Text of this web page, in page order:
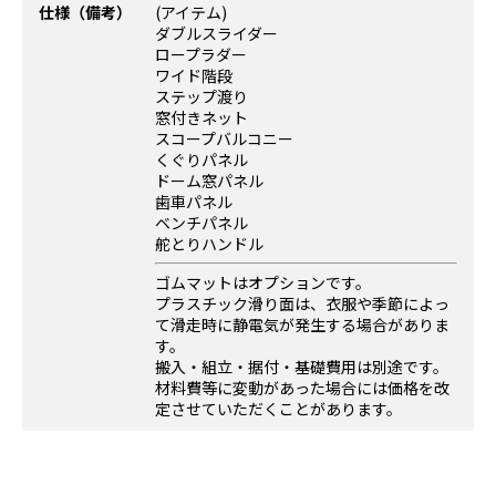
仕様（備考）
(アイテム)
ダブルスライダー
ロープラダー
ワイド階段
ステップ渡り
窓付きネット
スコープバルコニー
くぐりパネル
ドーム窓パネル
歯車パネル
ベンチパネル
舵とりハンドル
ゴムマットはオプションです。
プラスチック滑り面は、衣服や季節によっ
て滑走時に静電気が発生する場合がありま
す。
搬入・組立・据付・基礎費用は別途です。
材料費等に変動があった場合には価格を改
定させていただくことがあります。